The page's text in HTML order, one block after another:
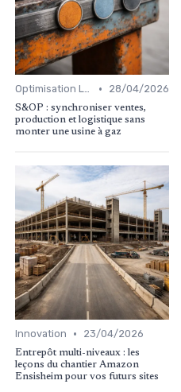
Optimisation Logistique • 28/04/2026
S&OP : synchroniser ventes,
production et logistique sans
monter une usine à gaz
Innovation • 23/04/2026
Entrepôt multi-niveaux : les
leçons du chantier Amazon
Ensisheim pour vos futurs sites